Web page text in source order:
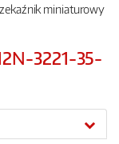
miniaturowy
3221-35-